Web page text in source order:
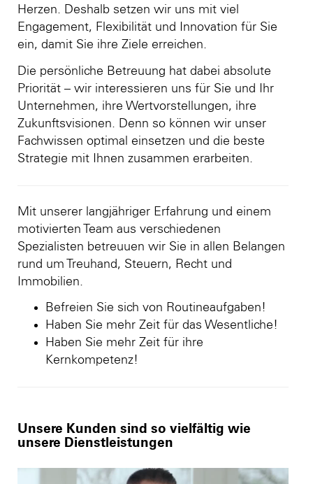
Herzen. Deshalb setzen wir uns mit viel
Engagement, Flexibilität und Innovation für Sie
ein, damit Sie ihre Ziele erreichen.
Die persönliche Betreuung hat dabei absolute
Priorität – wir interessieren uns für Sie und Ihr
Unternehmen, ihre Wertvorstellungen, ihre
Zukunftsvisionen. Denn so können wir unser
Fachwissen optimal einsetzen und die beste
Strategie mit Ihnen zusammen erarbeiten.
Mit unserer langjähriger Erfahrung und einem
motivierten Team aus verschiedenen
Spezialisten betreuuen wir Sie in allen Belangen
rund um Treuhand, Steuern, Recht und
Immobilien.
Befreien Sie sich von Routineaufgaben!
Haben Sie mehr Zeit für das Wesentliche!
Haben Sie mehr Zeit für ihre
Kernkompetenz!
Unsere Kunden sind so vielfältig wie
unsere Dienstleistungen